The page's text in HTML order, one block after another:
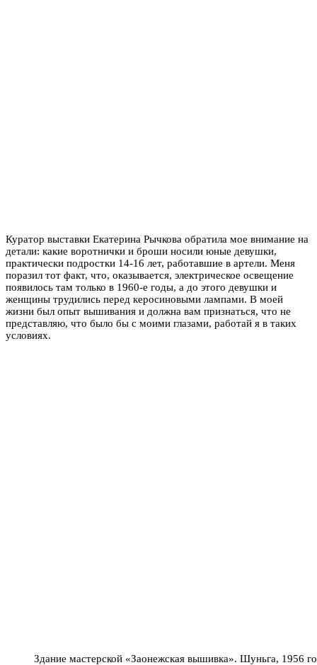
Куратор выставки Екатерина Рычкова обратила мое внимание на
детали: какие воротнички и броши носили юные девушки,
практически подростки 14-16 лет, работавшие в артели. Меня
поразил тот факт, что, оказывается, электрическое освещение
появилось там только в 1960-е годы, а до этого девушки и
женщины трудились перед керосиновыми лампами. В моей
жизни был опыт вышивания и должна вам признаться, что не
представляю, что было бы с моими глазами, работай я в таких
условиях.
Здание мастерской «Заонежская вышивка». Шуньга, 1956